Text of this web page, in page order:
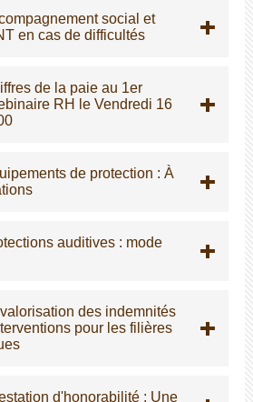
social et
en cas de difficultés
de la paie au 1er
RH le Vendredi 16
de protection : À
auditives : mode
des indemnités
pour les filières
d'honorabilité : Une